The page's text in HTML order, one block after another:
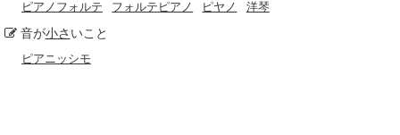
ピアノフォルテ フォルテピアノ ピヤノ 洋琴
音が小さ いこと
ピアニッシモ